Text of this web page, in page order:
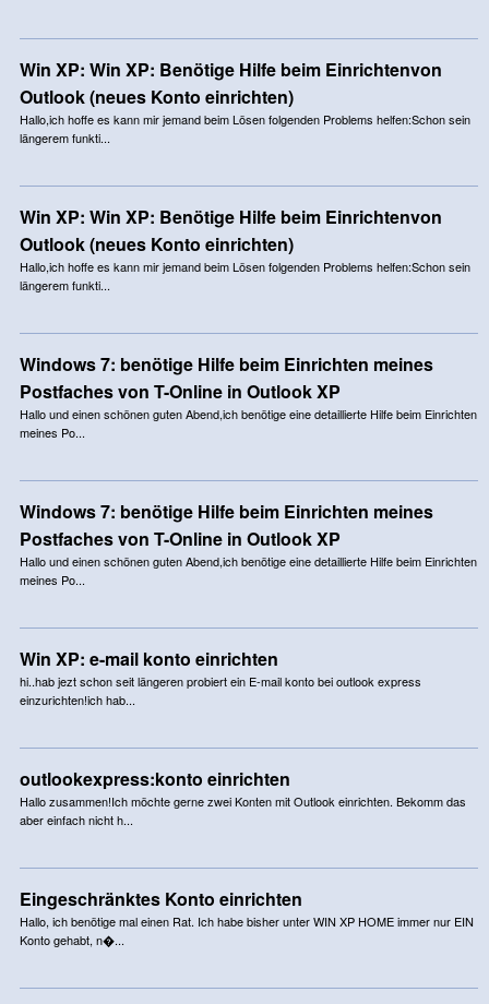
Win XP: Win XP: Benötige Hilfe beim Einrichtenvon
Outlook (neues Konto einrichten)
Hallo,ich hoffe es kann mir jemand beim Lösen folgenden Problems helfen:Schon sein
längerem funkti...
Win XP: Win XP: Benötige Hilfe beim Einrichtenvon
Outlook (neues Konto einrichten)
Hallo,ich hoffe es kann mir jemand beim Lösen folgenden Problems helfen:Schon sein
längerem funkti...
Windows 7: benötige Hilfe beim Einrichten meines
Postfaches von T-Online in Outlook XP
Hallo und einen schönen guten Abend,ich benötige eine detaillierte Hilfe beim Einrichten
meines Po...
Windows 7: benötige Hilfe beim Einrichten meines
Postfaches von T-Online in Outlook XP
Hallo und einen schönen guten Abend,ich benötige eine detaillierte Hilfe beim Einrichten
meines Po...
Win XP: e-mail konto einrichten
hi..hab jezt schon seit längeren probiert ein E-mail konto bei outlook express
einzurichten!ich hab...
outlookexpress:konto einrichten
Hallo zusammen!Ich möchte gerne zwei Konten mit Outlook einrichten. Bekomm das
aber einfach nicht h...
Eingeschränktes Konto einrichten
Hallo, ich benötige mal einen Rat. Ich habe bisher unter WIN XP HOME immer nur EIN
Konto gehabt, n�...